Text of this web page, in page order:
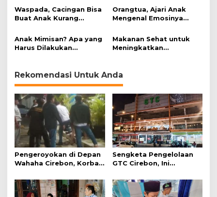
Waspada, Cacingan Bisa
Buat Anak Kurang
Orangtua, Ajari Anak
Mengenal Emosinya
Anak Mimisan? Apa yang
Harus Dilakukan
Makanan Sehat untuk
Meningkatkan
Rekomendasi Untuk Anda
Pengeroyokan di Depan
Wahaha Cirebon, Korban
Polisi
Sengketa Pengelolaan
GTC Cirebon, Ini
Simanjuntak